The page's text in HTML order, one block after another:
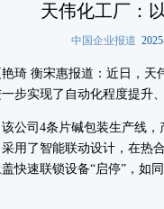
天伟化工厂：
中国企业报道
衡宋惠报道：近日，天
步实现了自动化程度提升
司4条片碱包装生产线，
用了智能联动设计，在热
快速联锁设备“启停”，如